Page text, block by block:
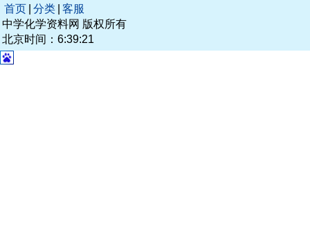
首页 分类 客服
中学化学资料网 版权所有
北京时间：6:39:21